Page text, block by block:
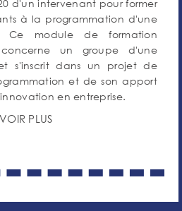
d'un intervenant pour former
à la programmation d'une
Ce module de formation
un groupe d'une
s'inscrit dans un projet de
et de son apport
en entreprise.
PLUS